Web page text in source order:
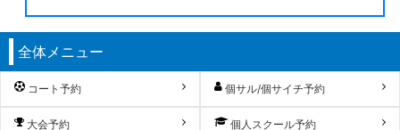
全体メニュー
コート予約 個サル/個サイチ予約
大会予約 個人スクール予約